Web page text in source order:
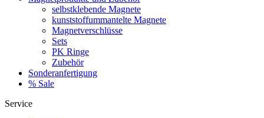
selbstklebende Magnete
kunststoffummantelte Magnete
Magnetverschlüsse
Sets
PK Ringe
Zubehör
Sonderanfertigung
% Sale
Service